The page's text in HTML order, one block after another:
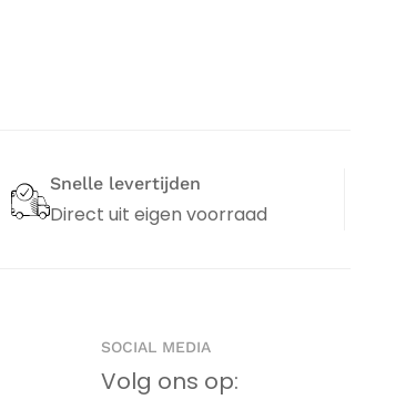
Snelle levertijden
Direct uit eigen voorraad
SOCIAL MEDIA
Volg ons op: